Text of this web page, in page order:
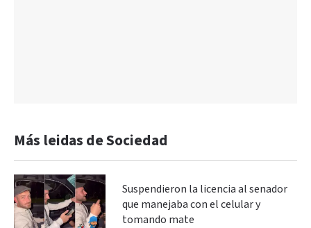
Más leidas de Sociedad
Suspendieron la licencia al senador
que manejaba con el celular y
tomando mate